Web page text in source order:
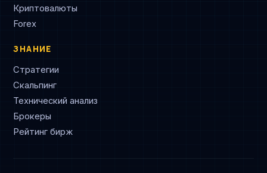
Криптовалюты
Forex
ЗНАНИЕ
Стратегии
Скальпинг
Технический анализ
Брокеры
Рейтинг бирж